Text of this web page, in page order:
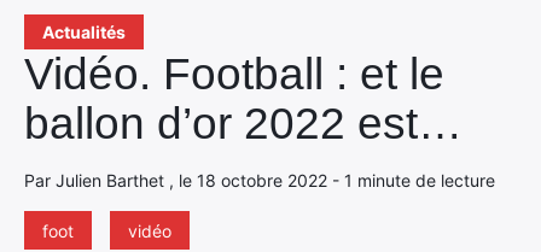
Actualités
Vidéo. Football : et le
ballon d’or 2022 est…
Par Julien Barthet , le 18 octobre 2022 - 1 minute de lecture
foot vidéo